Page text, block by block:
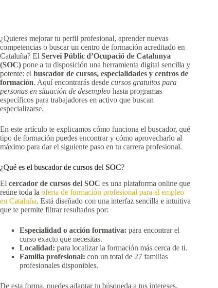
¿Quieres mejorar tu perfil profesional, aprender nuevas
competencias o buscar un centro de formación acreditado en
Cataluña? El Servei Públic d’Ocupació de Catalunya
(SOC) pone a tu disposición una herramienta digital sencilla y
potente: el buscador de cursos, especialidades y centros de
formación. Aquí encontrarás desde cursos gratuitos para
personas en situación de desempleo hasta programas
específicos para trabajadores en activo que buscan
especializarse.
En este artículo te explicamos cómo funciona el buscador, qué
tipo de formación puedes encontrar y cómo aprovecharlo al
máximo para dar el siguiente paso en tu carrera profesional.
¿Qué es el buscador de cursos del SOC?
El cercador de cursos del SOC es una plataforma online que
reúne toda la oferta de formación profesional para el empleo
en Cataluña. Está diseñado con una interfaz sencilla e intuitiva
que te permite filtrar resultados por:
Especialidad o acción formativa: para encontrar el
curso exacto que necesitas.
Localidad: para localizar la formación más cerca de ti.
Familia profesional: con un total de 27 familias
profesionales disponibles.
De esta forma, puedes adaptar tu búsqueda a tus intereses,